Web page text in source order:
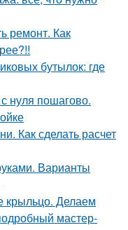
ремонт. Как
бутылок: где
нуля пошагово.
Как сделать расчет
Варианты
крыльцо. Делаем
мастер-